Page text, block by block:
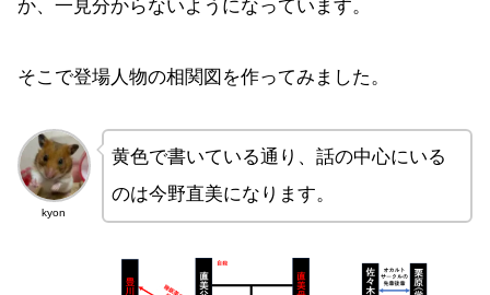
か、一見分からないようになっています。
そこで登場人物の相関図を作ってみました。
kyon
黄色で書いている通り、話の中心にいる
のは今野直美になります。